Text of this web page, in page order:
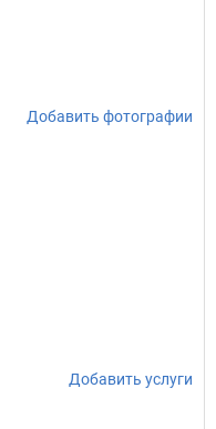
Добавить фотографии
Добавить услуги